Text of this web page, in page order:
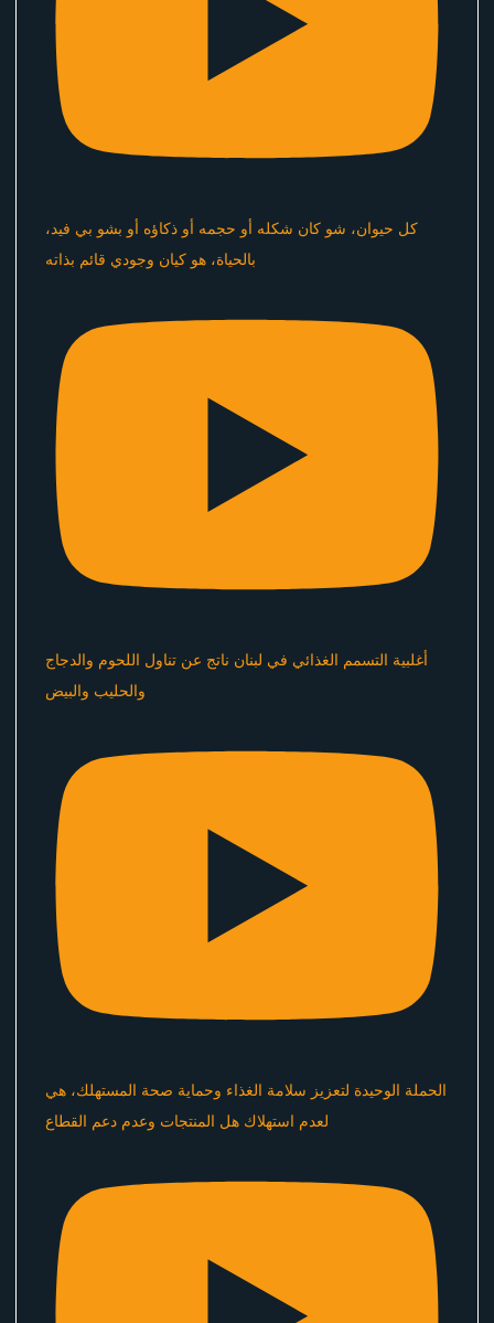
كل حيوان، شو كان شكله أو حجمه أو ذكاؤه أو بشو بي فيد،
بالحياة، هو كيان وجودي قائم بذاته
أغلبية التسمم الغذائي في لبنان ناتج عن تناول اللحوم والدجاج
والحليب والبيض
الحملة الوحيدة لتعزيز سلامة الغذاء وحماية صحة المستهلك، هي
لعدم استهلاك هل المنتجات وعدم دعم القطاع